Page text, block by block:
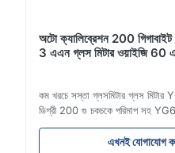
অটো ক্যালিব্রেশন 200
3 এএন গ্লস মিটার ওয়াইজি 60
কম খরচে সস্তা গ্লসমিটার গ্লস
ডিগ্রী 200 গু চকচকে পরিমাপ সহ
গ্লস মিটার করতে পারেন গ্লস (0-
সামগ্রী, এবং সর্বজনীনভাবে পেইন্ট, কালি,
এখনই যোগাযোগ